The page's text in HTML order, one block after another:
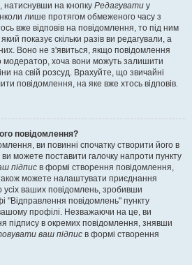
натиснувши на кнопку Редагувати у
лише протягом обмеженого часу з
вже відповів на повідомлення, то під ним
показує скільки разів ви редагували, а
Воно не з'явиться, якщо повідомлення
модератор, хоча вони можуть залишити
на свій розсуд. Врахуйте, що звичайні
повідомлення, на яке вже хтось відповів.
повідомлення?
ви повинні спочатку створити його в
можете поставити галочку напроти пункту
підпис в формі створення повідомлення,
можете налаштувати приєднання
усіх ваших повідомлень, зробивши
"Відправлення повідомлень" пункту
профілі. Незважаючи на це, ви
підпису в окремих повідомлення, знявши
ваш підпис в формі створення